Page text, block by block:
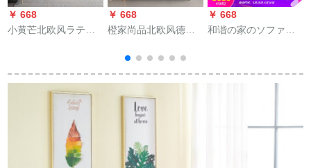
￥ 668
小黄芒北欧风ラテッ
技术ドライトバック4
人位现代简单182灰色
【海木绵金】大4人位
2.8 m+足を踏み込み
￥ 668
橙家尚品北欧风德プ
1.2 m 2人挂けの小さ
なソファ3人が1.5 m
います。ウォーカー
カムの赁贷住宅现代
cm位に挂けられてい
￥ 668
和谐の家のソファの
北欧風の大きさ戸型